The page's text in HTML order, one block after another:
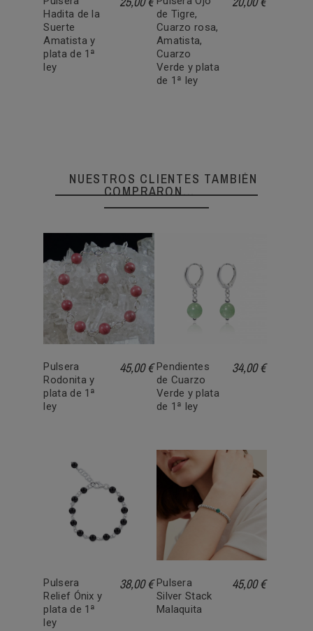
Hadita de la
Suerte
Amatista y
plata de 1ª
ley
de Tigre,
Cuarzo rosa,
Amatista,
Cuarzo
Verde y plata
de 1ª ley
NUESTROS CLIENTES TAMBIÉN
COMPRARON...
Pulsera
Rodonita y
plata de 1ª
ley
45,00 € Pendientes
de Cuarzo
Verde y plata
de 1ª ley
34,00 €
Pulsera
Relief Ónix y
plata de 1ª
ley
38,00 € Pulsera
Silver Stack
Malaquita
45,00 €